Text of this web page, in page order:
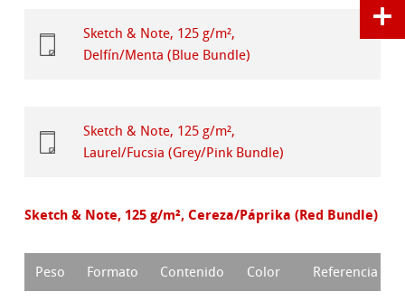
Sketch & Note, 125 g/m²,
Delfín/Menta (Blue Bundle)
Sketch & Note, 125 g/m²,
Laurel/Fucsia (Grey/Pink Bundle)
Sketch & Note, 125 g/m², Cereza/Páprika (Red Bundle)
Peso Formato Contenido Color Referencia